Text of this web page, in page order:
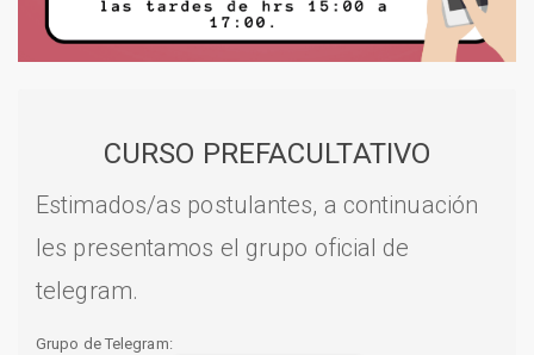
CURSO PREFACULTATIVO
Estimados/as postulantes, a continuación
les presentamos el grupo oficial de
telegram.
Grupo de Telegram: